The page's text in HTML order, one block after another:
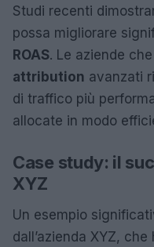
Studi recenti
possa migliorare
ROAS. Le aziende
attribution avanzati
di traffico più
allocate in modo
Case study: il
XYZ
Un esempio
dall’azienda XYZ,